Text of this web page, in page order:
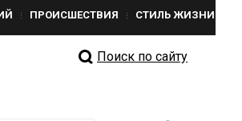
ПРОИСШЕСТВИЯ СТИЛЬ ЖИЗНИ
Поиск по сайту